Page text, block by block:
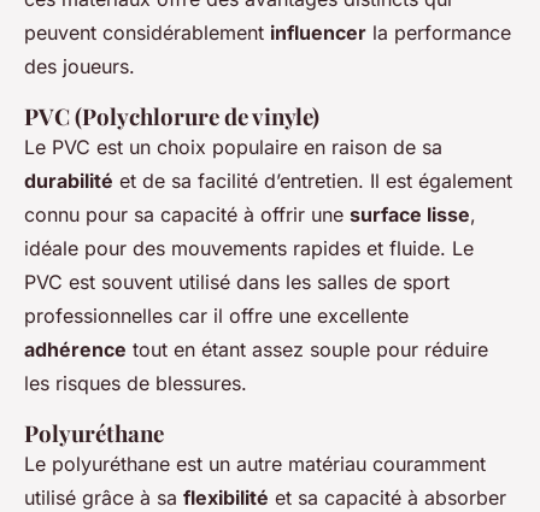
peuvent considérablement influencer la performance
des joueurs.
PVC (Polychlorure de vinyle)
Le PVC est un choix populaire en raison de sa
durabilité et de sa facilité d’entretien. Il est également
connu pour sa capacité à offrir une surface lisse,
idéale pour des mouvements rapides et fluide. Le
PVC est souvent utilisé dans les salles de sport
professionnelles car il offre une excellente
adhérence tout en étant assez souple pour réduire
les risques de blessures.
Polyuréthane
Le polyuréthane est un autre matériau couramment
utilisé grâce à sa flexibilité et sa capacité à absorber